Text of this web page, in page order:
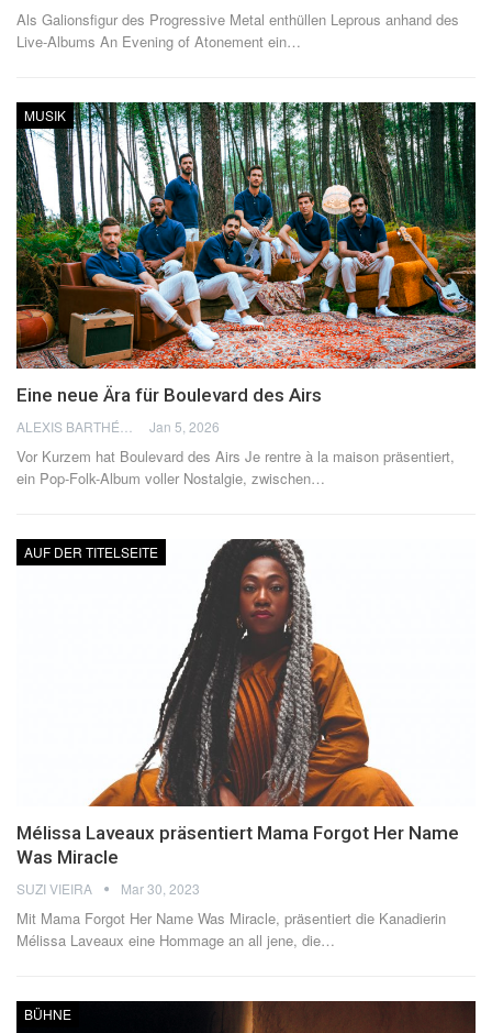
Als Galionsfigur des Progressive Metal enthüllen Leprous anhand des
Live-Albums An Evening of Atonement ein…
MUSIK
Eine neue Ära für Boulevard des Airs
Jan 5, 2026
Vor Kurzem hat Boulevard des Airs Je rentre à la maison präsentiert,
ein Pop-Folk-Album voller Nostalgie, zwischen…
AUF DER TITELSEITE
Mélissa Laveaux präsentiert Mama Forgot Her Name
Was Miracle
SUZI VIEIRA Mar 30, 2023
Mit Mama Forgot Her Name Was Miracle, präsentiert die Kanadierin
Mélissa Laveaux eine Hommage an all jene, die…
BÜHNE